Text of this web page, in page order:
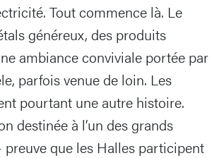
Tout commence là. Le
généreux, des produits
ambiance conviviale portée par
parfois venue de loin. Les
pourtant une autre histoire.
destinée à l’un des grands
preuve que les Halles participent